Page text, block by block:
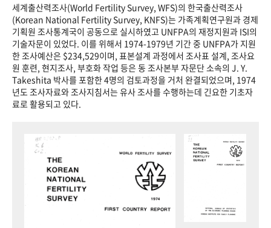
세계출산력조사(World Fertility Survey, WFS)의 한국출산력조사
(Korean National Fertility Survey, KNFS)는 가족계획연구원과 경제
기획원 조사통계국이 공동으로 실시하였고 UNFPA의 재정지원과 ISI의
기술자문이 있었다. 이를 위해서 1974-1979년 기간 중 UNFPA가 지원
한 조사예산은 $234,529이며, 표본설계 과정에서 조사표 설계, 조사요
원 훈련, 현지조사, 부호화 작업 등은 동 조사본부 자문단 소속의 J. Y.
Takeshita 박사를 포함한 4명의 검토과정을 거처 완결되었으며, 1974
년도 조사자료와 조사지침서는 유사 조사를 수행하는데 긴요한 기초자
료로 활용되고 있다.